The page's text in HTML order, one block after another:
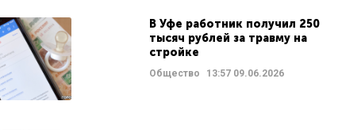
В Уфе работник получил 250
тысяч рублей за травму на
стройке
Общество 13:5709.06.2026